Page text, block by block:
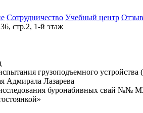
Сотрудничество Учебный центр
стр.2, 1-й этаж
грузоподъемного устройства
Адмирала Лазарева
буронабивных свай